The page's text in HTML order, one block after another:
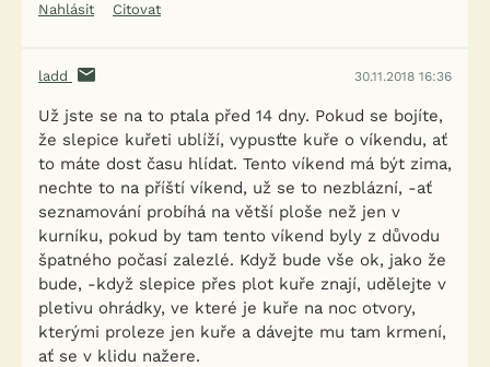
Nahlásit
Citovat
ladd 30.11.2018 16:36
Už jste se na to ptala před 14 dny. Pokud se bojíte,
že slepice kuřeti ublíží, vypusťte kuře o víkendu, ať
to máte dost času hlídat. Tento víkend má být zima,
nechte to na příští víkend, už se to nezblázní, -ať
seznamování probíhá na větší ploše než jen v
kurníku, pokud by tam tento víkend byly z důvodu
špatného počasí zalezlé. Když bude vše ok, jako že
bude, -když slepice přes plot kuře znají, udělejte v
pletivu ohrádky, ve které je kuře na noc otvory,
kterými proleze jen kuře a dávejte mu tam krmení,
ať se v klidu nažere.